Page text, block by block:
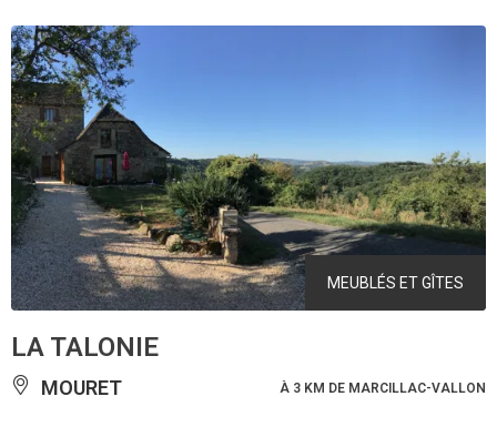
MEUBLÉS ET GÎTES
LA TALONIE
MOURET À 3 KM DE MARCILLAC-VALLON